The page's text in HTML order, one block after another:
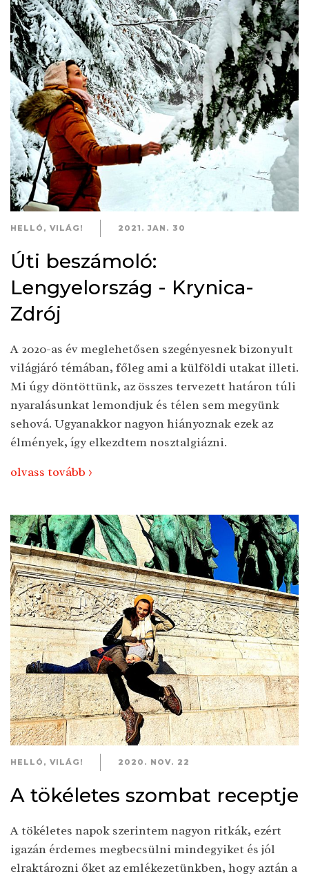
HELLÓ, VILÁG! 2021. JAN. 30
Úti beszámoló:
Lengyelország - Krynica-
Zdrój
A 2020-as év meglehetősen szegényesnek bizonyult
világjáró témában, főleg ami a külföldi utakat illeti.
Mi úgy döntöttünk, az összes tervezett határon túli
nyaralásunkat lemondjuk és télen sem megyünk
sehová. Ugyanakkor nagyon hiányoznak ezek az
élmények, így elkezdtem nosztalgiázni.
olvass tovább >
HELLÓ, VILÁG! 2020. NOV. 22
A tökéletes szombat receptje
A tökéletes napok szerintem nagyon ritkák, ezért
igazán érdemes megbecsülni mindegyiket és jól
elraktározni őket az emlékezetünkben, hogy aztán a